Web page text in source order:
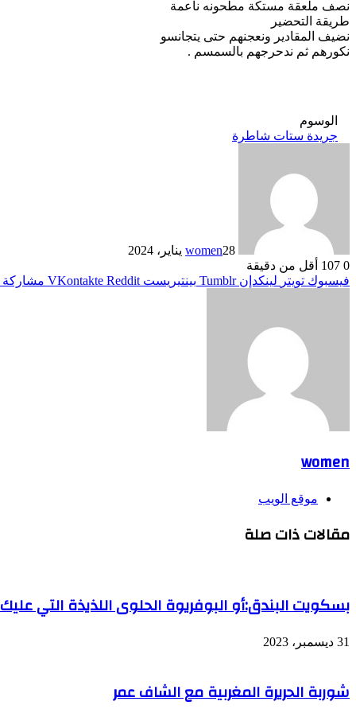
نصف ملعقة مستكة مطحونه ناعمة
طريقة التحضير
نضيف المقادير ونعجنهم حتى يتجانسو
نكورهم ثم ندحرجهم بالسمسم .
الوسوم
جريدة ستات شاطرة
women28 يناير، 2024
0
أقل من دقيقة
فيسبوك تويتر لينكدإن بينتيريست مشاركة
women
موقع الويب
مقالات ذات صلة
بسكويت البندق:أو البوفريوة الحلوى اللذيذة التي عليك
31 ديسمبر، 2023
شوربة الحريرة المغربية مع الشاف عمر